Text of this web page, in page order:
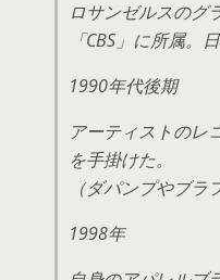
ロサンゼルスのグ
「CBS」に所属。
1990年代後期
アーティストのレ
を手掛けた。
（ダパンプやブラ
1998年